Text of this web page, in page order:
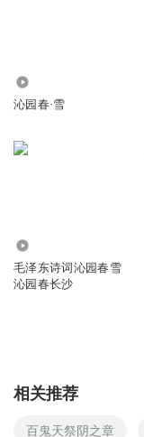
沁园春·雪
毛泽东诗词沁园春雪
沁园春长沙
相关推荐
百鬼天祭阴之章